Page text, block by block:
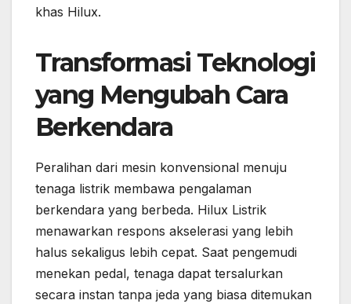
khas Hilux.
Transformasi Teknologi
yang Mengubah Cara
Berkendara
Peralihan dari mesin konvensional menuju
tenaga listrik membawa pengalaman
berkendara yang berbeda. Hilux Listrik
menawarkan respons akselerasi yang lebih
halus sekaligus lebih cepat. Saat pengemudi
menekan pedal, tenaga dapat tersalurkan
secara instan tanpa jeda yang biasa ditemukan